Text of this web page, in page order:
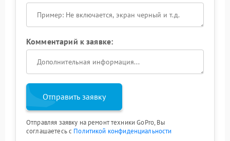
Комментарий к заявке:
Отправить заявку
Отправляя заявку на ремонт техники GoPro, Вы
соглашаетесь с Политикой конфиденциальности